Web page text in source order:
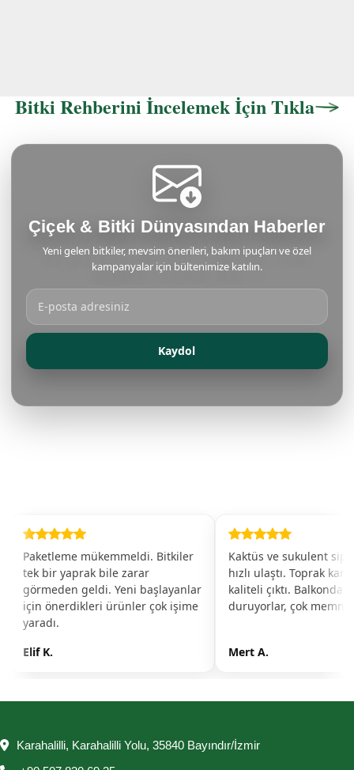
Bitki Rehberini İncelemek İçin Tıkla
Çiçek & Bitki Dünyasından Haberler
Yeni gelen bitkiler, mevsim önerileri, bakım ipuçları ve özel
kampanyalar için bültenimize katılın.
Kaydol
Paketleme mükemmeldi. Bitkiler
tek bir yaprak bile zarar
görmeden geldi. Yeni başlayanlar
için önerdikleri ürünler çok işime
yaradı.
Elif K.
Kaktüs ve sukulent
hızlı ulaştı. Toprak
kaliteli çıktı. Balkonda
duruyorlar, çok
Mert A.
Karahalilli, Karahalilli Yolu, 35840 Bayındır/İzmir